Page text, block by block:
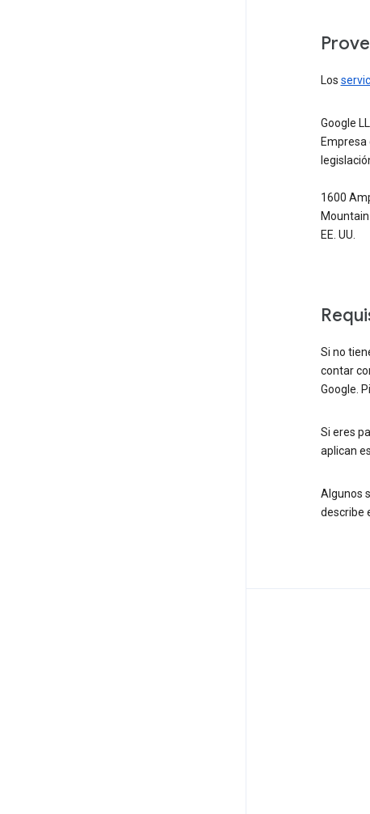
Los
Google
Empresa
1600
EE. UU.
Si no
contar
Google.
Si eres
aplican
Algunos
describe